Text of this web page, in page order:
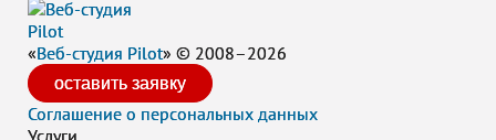
«Веб-студия Pilot» © 2008–2026
оставить заявку
Соглашение о персональных данных